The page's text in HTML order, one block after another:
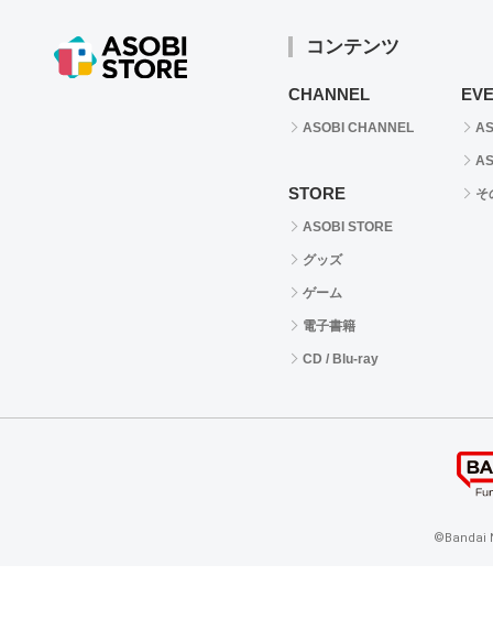
コンテンツ
CHANNEL
ASOBI CHANNEL
STORE
ASOBI STORE
グッズ
ゲーム
電子書籍
CD / Blu-ray
そ
©Bandai